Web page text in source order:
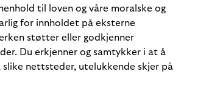
til loven og våre moralske og
for innholdet på eksterne
støtter eller godkjenner
Du erkjenner og samtykker i at å
nettsteder, utelukkende skjer på